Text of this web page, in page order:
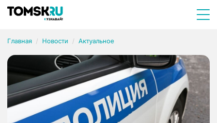
Главная Новости Актуальное